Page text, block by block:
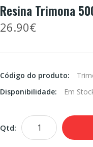
Resina Trimona
26.90€
Código do produto:
Disponibilidade:
Em
Qtd: